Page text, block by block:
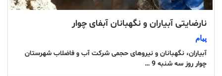
نارضایتی آبیاران و نگهبانان آبفای چوار
پیام
آبیاران، نگهبانان و نیروهای حجمی شرکت آب و فاضلاب شهرستان
چوار روز سه شنبه 9 …